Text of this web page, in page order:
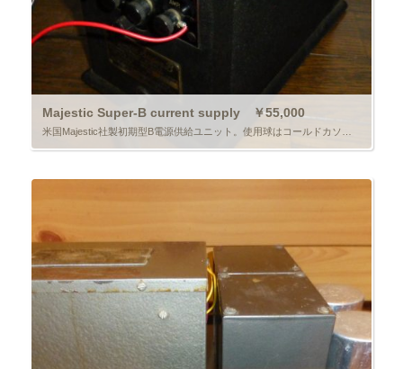
Majestic Super-B current supply ￥55,000